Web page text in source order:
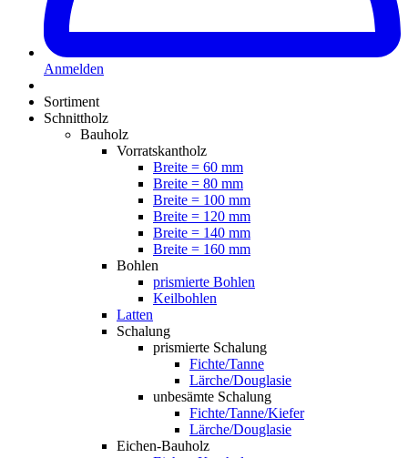
Anmelden
Sortiment
Schnittholz
Bauholz
Vorratskantholz
Breite = 60 mm
Breite = 80 mm
Breite = 100 mm
Breite = 120 mm
Breite = 140 mm
Breite = 160 mm
Bohlen
prismierte Bohlen
Keilbohlen
Latten
Schalung
prismierte Schalung
Fichte/Tanne
Lärche/Douglasie
unbesämte Schalung
Fichte/Tanne/Kiefer
Lärche/Douglasie
Eichen-Bauholz